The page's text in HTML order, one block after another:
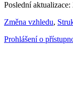
Poslední
Změna vzhledu,
Prohlášení o